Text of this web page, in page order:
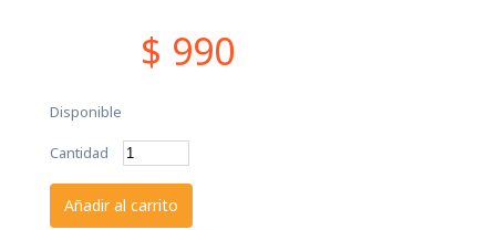
$ 990
Disponible
Cantidad
Añadir al carrito